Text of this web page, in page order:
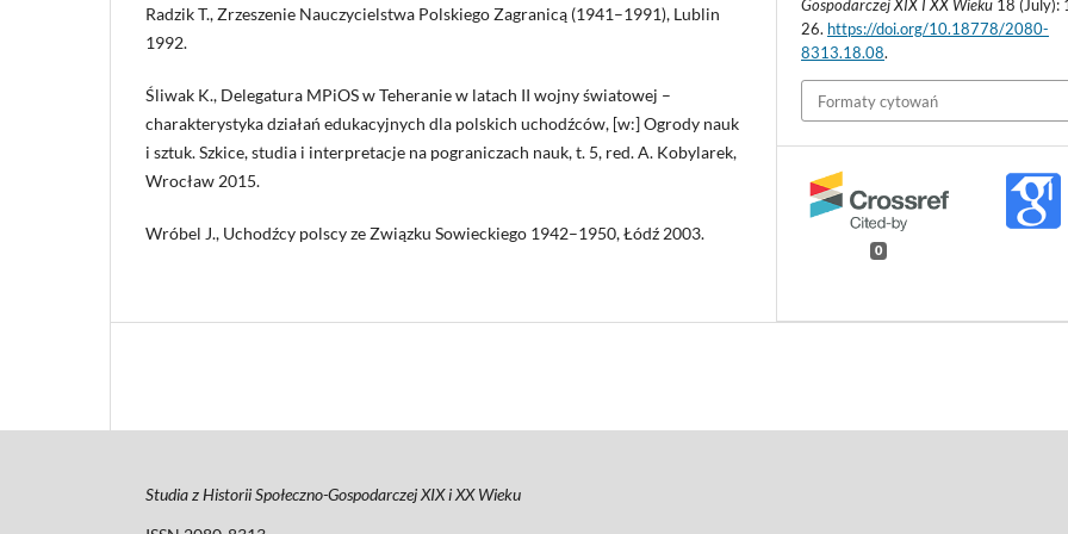
Radzik T., Zrzeszenie Nauczycielstwa Polskiego Zagranicą (1941–1991), Lublin
1992.
Śliwak K., Delegatura MPiOS w Teheranie w latach II wojny światowej –
charakterystyka działań edukacyjnych dla polskich uchodźców, [w:] Ogrody nauk
i sztuk. Szkice, studia i interpretacje na pograniczach nauk, t. 5, red. A. Kobylarek,
Wrocław 2015.
Wróbel J., Uchodźcy polscy ze Związku Sowieckiego 1942–1950, Łódź 2003.
Gospodarczej XIX I XX Wieku 18 (July):
26. https://doi.org/10.18778/2080-
8313.18.08.
Formaty cytowań
0
Studia z Historii Społeczno-Gospodarczej XIX i XX Wieku